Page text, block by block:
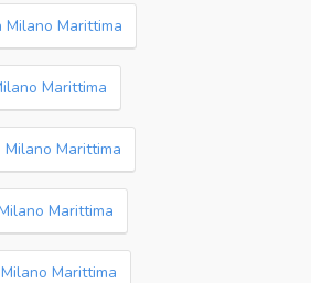
Marittima
Marittima
Marittima
Marittima
Marittima